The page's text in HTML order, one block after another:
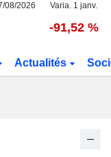
08/2026 Varia. 1 janv.
-91,52 %
Actualités